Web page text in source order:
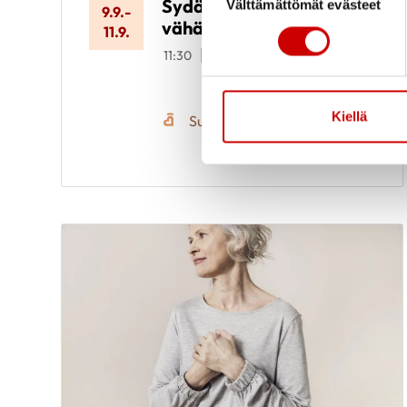
Välttämättömät evästeet
Kiellä
9.9.-
11.9.
Sydänkurssi
vähävaraisille
11:30
Meri-Karinan
TURKU
Suomen Sydänliitto ry